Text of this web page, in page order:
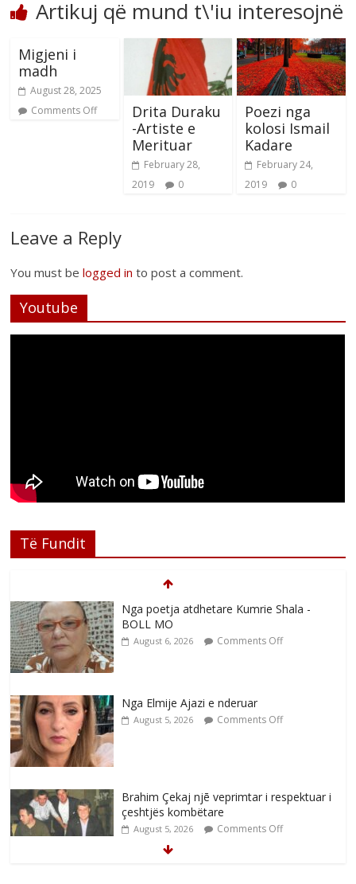
Artikuj që mund t\'iu interesojnë
Migjeni i
madh
August 28, 2025
Comments Off
Drita Duraku
-Artiste e
Merituar
February 28,
2019
0
Poezi nga
kolosi Ismail
Kadare
February 24,
2019
0
Leave a Reply
You must belogged in to post a comment.
Youtube
Të Fundit
Nga poetja atdhetare Kumrie Shala -
BOLL MO
August 6, 2026 Comments Off
Nga Elmije Ajazi e nderuar
August 5, 2026 Comments Off
Brahim Çekaj njē veprimtar i respektuar i
çeshtjës kombëtare
August 5, 2026 Comments Off